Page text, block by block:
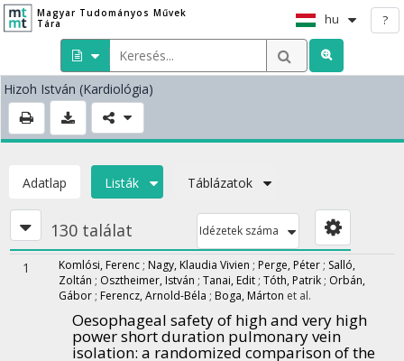
Magyar Tudományos Művek
Tára
hu ?
Hizoh István (Kardiológia)
Adatlap Listák Táblázatok
130 találat Idézetek száma
1 Komlósi, Ferenc ; Nagy, Klaudia Vivien ; Perge, Péter ; Salló,
Zoltán ; Osztheimer, István ; Tanai, Edit ; Tóth, Patrik ; Orbán,
Gábor ; Ferencz, Arnold-Béla ; Boga, Márton et al.
Oesophageal safety of high and very high
power short duration pulmonary vein
isolation: a randomized comparison of the